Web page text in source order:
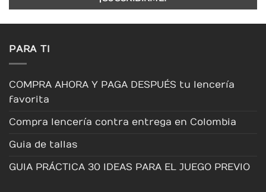
la
de
PARA TI
COMPRA AHORA Y PAGA DESPUÉS tu lencería
favorita
Compra lencería contra entrega en Colombia
Guia de tallas
GUIA PRÁCTICA 30 IDEAS PARA EL JUEGO PREVIO